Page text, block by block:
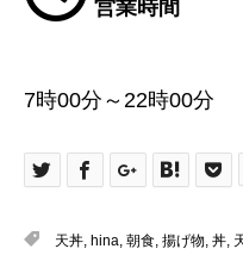
営業時間
7時00分～22時00分
天丼, hina, 朝食, 揚げ物, 丼,